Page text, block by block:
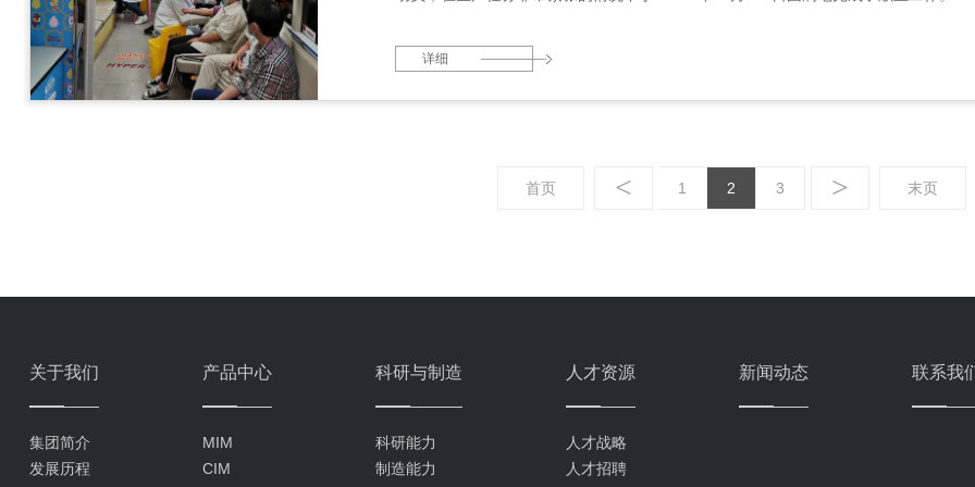
详细
首页 < 1 2 3 > 末页
关于我们
集团简介
发展历程
产品中心
MIM
CIM
科研与制造
科研能力
制造能力
人才资源
人才战略
人才招聘
新闻动态 联系我